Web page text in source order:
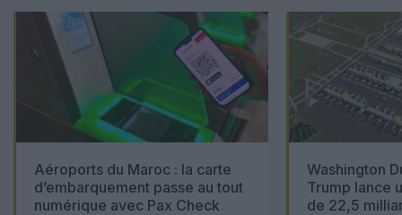
Aéroports du Maroc : la carte
d’embarquement passe au tout
numérique avec Pax Check
Washington
Trump lance
de 22,5